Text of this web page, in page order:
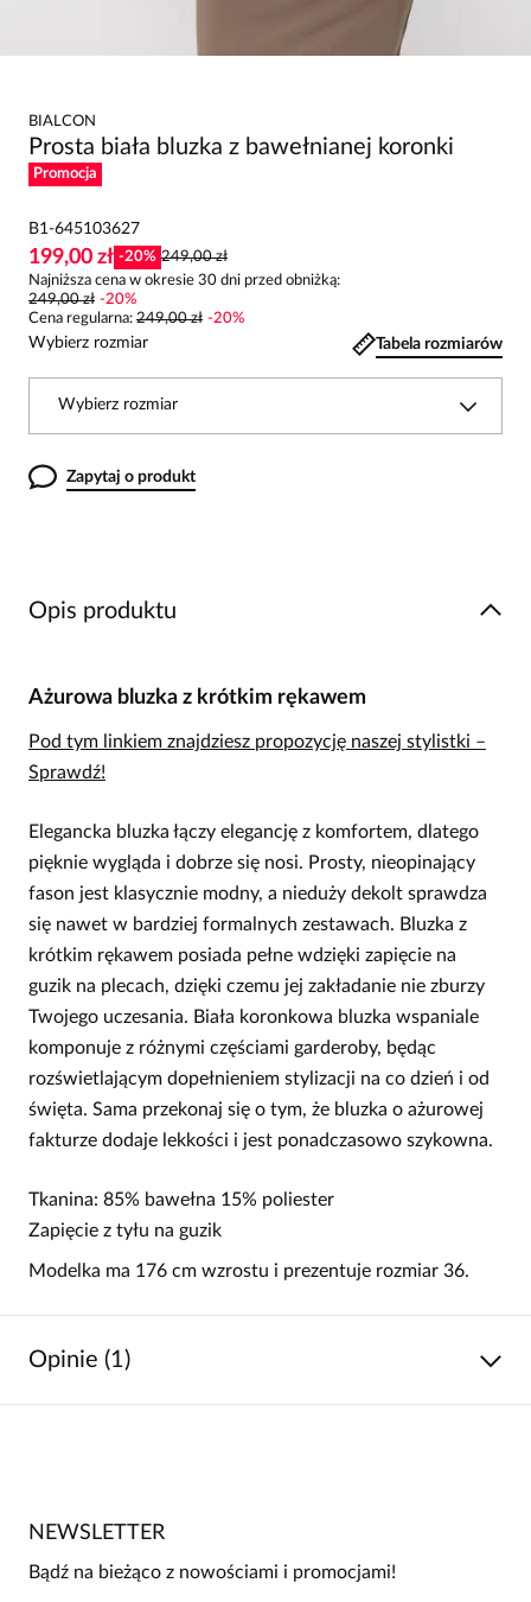
BIALCON
Prosta biała bluzka z bawełnianej koronki
Promocja
B1-645103627
199,00 zł -20% 249,00 zł
Najniższa cena w okresie 30 dni przed obniżką:
249,00 zł -20%
Cena regularna: 249,00 zł -20%
Wybierz rozmiar Tabela rozmiarów
Wybierz rozmiar
Zapytaj o produkt
Opis produktu
Ażurowa bluzka z krótkim rękawem
Pod tym linkiem znajdziesz propozycję naszej stylistki –
Sprawdź!
Elegancka bluzka łączy elegancję z komfortem, dlatego
pięknie wygląda i dobrze się nosi. Prosty, nieopinający
fason jest klasycznie modny, a nieduży dekolt sprawdza
się nawet w bardziej formalnych zestawach. Bluzka z
krótkim rękawem posiada pełne wdzięki zapięcie na
guzik na plecach, dzięki czemu jej zakładanie nie zburzy
Twojego uczesania. Biała koronkowa bluzka wspaniale
komponuje z różnymi częściami garderoby, będąc
rozświetlającym dopełnieniem stylizacji na co dzień i od
święta. Sama przekonaj się o tym, że bluzka o ażurowej
fakturze dodaje lekkości i jest ponadczasowo szykowna.
Tkanina: 85% bawełna 15% poliester
Zapięcie z tyłu na guzik
Modelka ma 176 cm wzrostu i prezentuje rozmiar 36.
Opinie (1)
4
3
NEWSLETTER
Bądź na bieżąco z nowościami i promocjami!